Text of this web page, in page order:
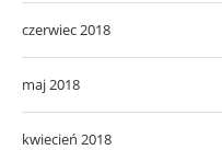
czerwiec 2018
maj 2018
kwiecień 2018